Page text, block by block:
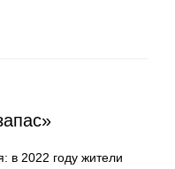
в 2022 году жители